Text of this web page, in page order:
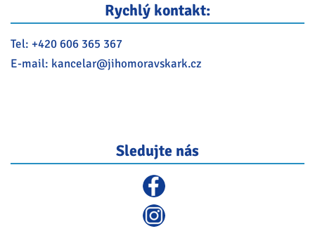
Rychlý kontakt:
Tel: +420 606 365 367
E-mail: kancelar@jihomoravskark.cz
Sledujte nás